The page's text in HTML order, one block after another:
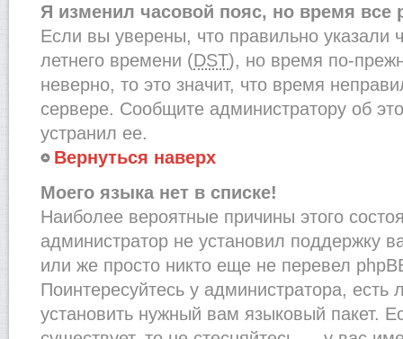
Я изменил часовой пояс, но время все
Если вы уверены, что правильно указали
летнего времени (DST), но время по-
неверно, то это значит, что время
сервере. Сообщите администратору об
устранил ее.
Вернуться наверх
Моего языка нет в списке!
Наиболее вероятные причины этого
администратор не установил поддержку
или же просто никто еще не перевел
Поинтересуйтесь у администратора, есть
установить нужный вам языковый пакет.